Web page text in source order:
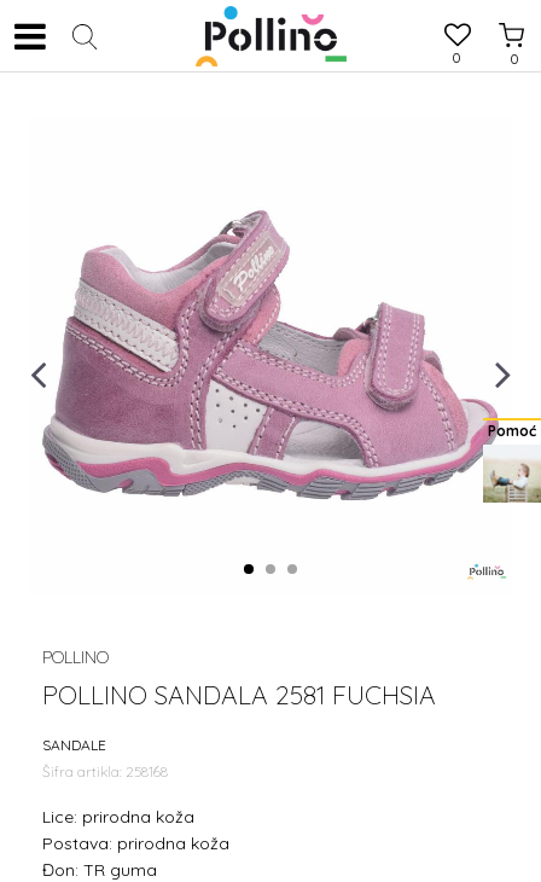
0
0
1 2 3
POLLINO
POLLINO SANDALA 2581 FUCHSIA
SANDALE
Šifra artikla: 258168
Lice: prirodna koža
Postava: prirodna koža
Đon: TR guma
Pomoć